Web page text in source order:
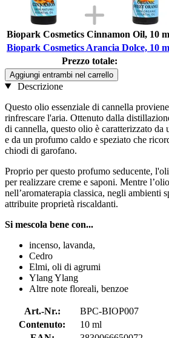
Biopark Cosmetics Cinnamon Oil, 10
Biopark Cosmetics Arancia Dolce, 10
Prezzo totale:
Aggiungi entrambi nel carrello
Descrizione
Questo olio essenziale di cannella
rinfrescare l'aria. Ottenuto dalla
di cannella, questo olio è caratterizzato da
e da un profumo caldo e speziato che
chiodi di garofano.
Proprio per questo profumo seducente,
per realizzare creme e saponi. Mentre
nell’aromaterapia classica, negli ambienti
attribuite proprietà riscaldanti.
Si mescola bene con...
incenso, lavanda,
Cedro
Elmi, oli di agrumi
Ylang Ylang
Altre note floreali, benzoe
Art.-Nr.:
BPC-BIOP007
Contenuto:
10 ml